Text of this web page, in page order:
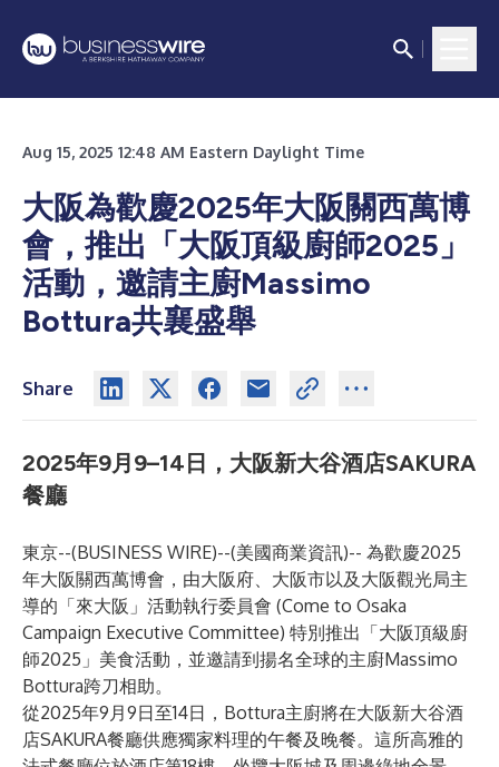
Aug 15, 2025 12:48 AM Eastern Daylight Time
大阪為歡慶2025年大阪關西萬博
會，推出「大阪頂級廚師2025」
活動，邀請主廚Massimo
Bottura共襄盛舉
Share
2025年9月9–14日，大阪新大谷酒店SAKURA
餐廳
東京--(BUSINESS WIRE)--(美國商業資訊)-- 為歡慶2025
年大阪關西萬博會，由大阪府、大阪市以及大阪觀光局主
導的「來大阪」活動執行委員會 (Come to Osaka
Campaign Executive Committee) 特別推出「大阪頂級廚
師2025」美食活動，並邀請到揚名全球的主廚Massimo
Bottura跨刀相助。
從2025年9月9日至14日，Bottura主廚將在大阪新大谷酒
店SAKURA餐廳供應獨家料理的午餐及晚餐。這所高雅的